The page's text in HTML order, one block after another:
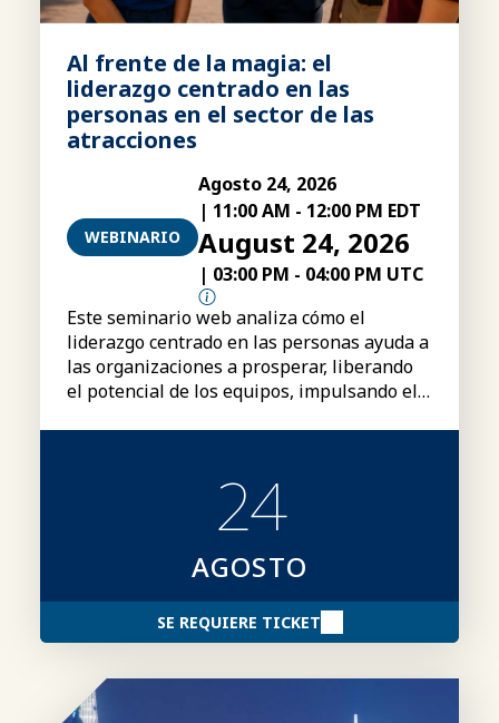
Al frente de la magia: el
liderazgo centrado en las
personas en el sector de las
atracciones
WEBINARIO
Agosto 24, 2026
| 11:00 AM - 12:00 PM EDT
August 24, 2026
| 03:00 PM - 04:00 PM UTC
Este seminario web analiza cómo el
liderazgo centrado en las personas ayuda a
las organizaciones a prosperar, liberando
el potencial de los equipos, impulsando el
24
AGOSTO
SE REQUIERE TICKET